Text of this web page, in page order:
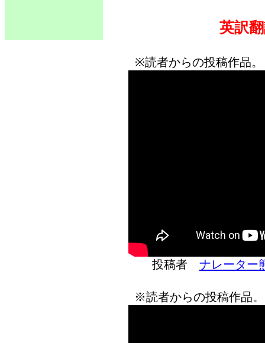
英訳
※読者からの投稿作品
投稿者 ナレーター
※読者からの投稿作品